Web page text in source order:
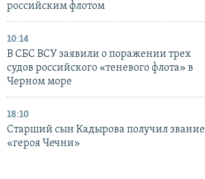
российским флотом
10:14
В СБС ВСУ заявили о поражении трех
судов российского «теневого флота» в
Черном море
18:10
Старший сын Кадырова получил звание
«героя Чечни»